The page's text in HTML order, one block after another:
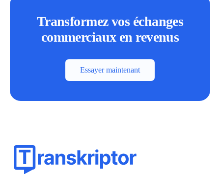
Transformez vos échanges
commerciaux en revenus
Essayer maintenant